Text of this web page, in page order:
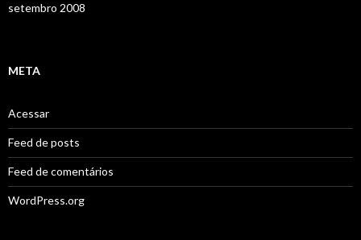
setembro 2008
META
Acessar
Feed de posts
Feed de comentários
WordPress.org